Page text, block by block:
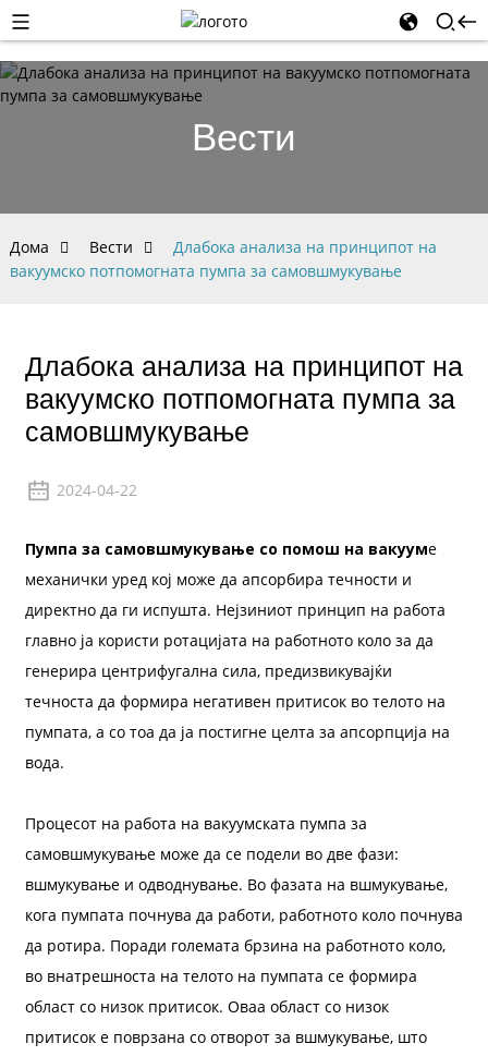
Вести
Дома Вести
Длабока анализа на принципот на
вакуумско потпомогната пумпа за самовшмукување
Длабока анализа на принципот на
вакуумско потпомогната пумпа за
самовшмукување
2024-04-22
Пумпа за самовшмукување со помош на вакууме
механички уред кој може да апсорбира течности и
директно да ги испушта. Нејзиниот принцип на работа
главно ја користи ротацијата на работното коло за да
генерира центрифугална сила, предизвикувајќи
течноста да формира негативен притисок во телото на
пумпата, а со тоа да ја постигне целта за апсорпција на
вода.
Процесот на работа на вакуумската пумпа за
самовшмукување може да се подели во две фази:
вшмукување и одводнување. Во фазата на вшмукување,
кога пумпата почнува да работи, работното коло почнува
да ротира. Поради големата брзина на работното коло,
во внатрешноста на телото на пумпата се формира
област со низок притисок. Оваа област со низок
притисок е поврзана со отворот за вшмукување, што